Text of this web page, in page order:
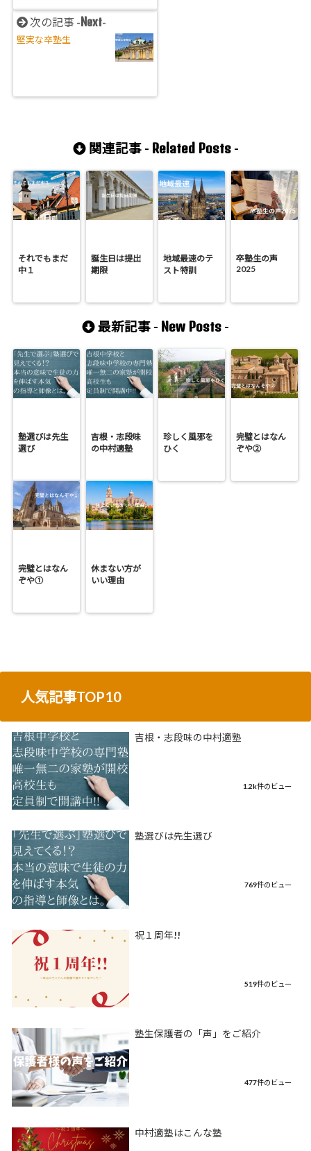
次の記事 -Next-
堅実な卒塾生
関連記事 - Related Posts-
それでもまだ
中１
誕生日は提出
期限
地域最速のテ
スト特訓
卒塾生の声
2025
最新記事 - New Posts -
塾選びは先生
選び
吉根・志段味
の中村適塾
珍しく風邪を
ひく
完璧とはなん
ぞや②
完璧とはなん
ぞや①
休まない方が
いい理由
人気記事TOP10
吉根・志段味の中村適塾
1.2k件のビュー
塾選びは先生選び
769件のビュー
祝１周年!!
519件のビュー
塾生保護者の「声」をご紹介
477件のビュー
中村適塾はこんな塾